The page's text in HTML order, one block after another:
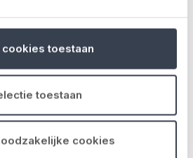
toestaan
toestaan
cookies
of evenement een ongeluk
dekking ervoor dat de
vergoed, of dat er een